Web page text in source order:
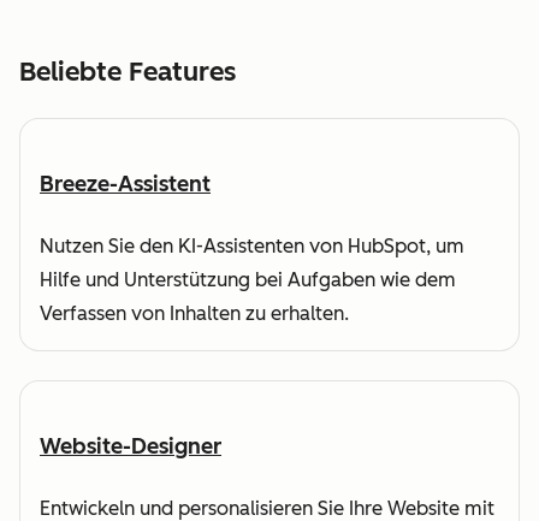
Beliebte Features
Breeze-Assistent
Nutzen Sie den KI-Assistenten von HubSpot, um
Hilfe und Unterstützung bei Aufgaben wie dem
Verfassen von Inhalten zu erhalten.
Website-Designer
Entwickeln und personalisieren Sie Ihre Website mit